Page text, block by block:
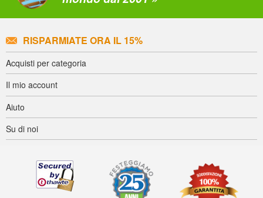
RISPARMIATE ORA IL 15%
Acquisti per categoria
Il mio account
Aiuto
Su di noi